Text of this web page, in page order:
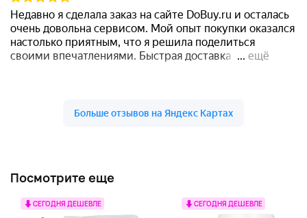
Посмотрите еще
СЕГОДНЯ ДЕШЕВЛЕ СЕГОДНЯ ДЕШЕВЛЕ